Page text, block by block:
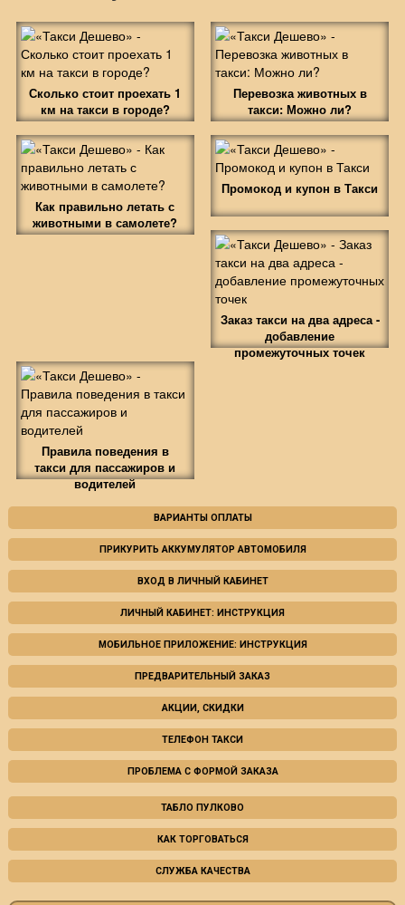
Сколько стоит проехать 1
км на такси в городе?
Перевозка животных в
такси: Можно ли?
Как правильно летать с
животными в самолете?
Промокод и купон в Такси
Заказ такси на два адреса -
добавление
промежуточных точек
Правила поведения в
такси для пассажиров и
водителей
ВАРИАНТЫ ОПЛАТЫ
ПРИКУРИТЬ АККУМУЛЯТОР АВТОМОБИЛЯ
ВХОД В ЛИЧНЫЙ КАБИНЕТ
ЛИЧНЫЙ КАБИНЕТ: ИНСТРУКЦИЯ
МОБИЛЬНОЕ ПРИЛОЖЕНИЕ: ИНСТРУКЦИЯ
ПРЕДВАРИТЕЛЬНЫЙ ЗАКАЗ
АКЦИИ, СКИДКИ
ТЕЛЕФОН ТАКСИ
ПРОБЛЕМА С ФОРМОЙ ЗАКАЗА
ТАБЛО ПУЛКОВО
КАК ТОРГОВАТЬСЯ
СЛУЖБА КАЧЕСТВА